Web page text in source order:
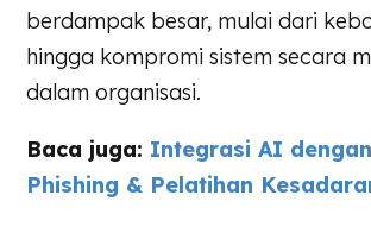
berdampak besar, mulai dari
hingga kompromi sistem secara
dalam organisasi.
Baca juga: Integrasi AI
Phishing & Pelatihan